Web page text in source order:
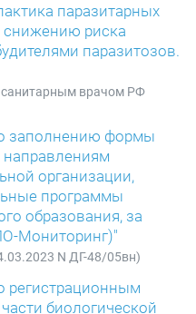
паразитарных
снижению риска
паразитозов.
санитарным врачом РФ
заполнению формы
организации,
программы
образования, за
Мониторинг)"
N ДГ-48/05вн)
регистрационным
биологической